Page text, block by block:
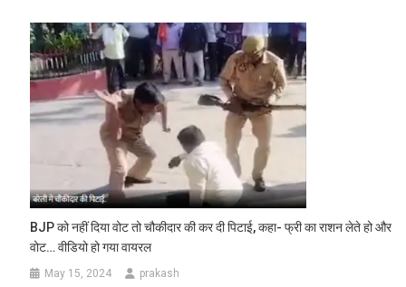
BJP को नहीं दिया वोट तो चौकीदार की कर दी पिटाई, कहा- फ्री का राशन लेते हो और
वोट… वीडियो हो गया वायरल
May 15, 2024 prakash